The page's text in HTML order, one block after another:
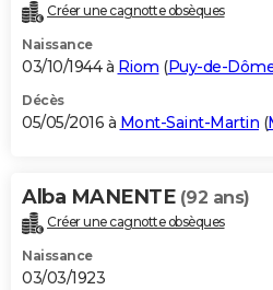
Créer une cagnotte obsèques
Naissance
03/10/1944 à Riom (Puy-de-
Décès
05/05/2016 à Mont-Saint-Martin (
Alba MANENTE (92 ans)
Créer une cagnotte obsèques
Naissance
03/03/1923